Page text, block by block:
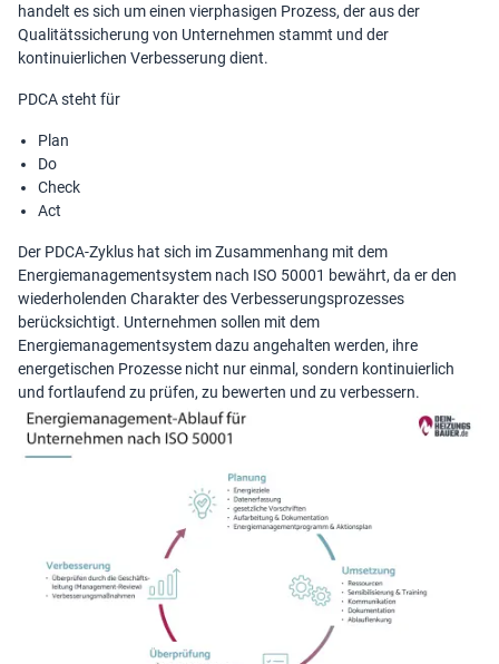
handelt es sich um einen vierphasigen Prozess, der aus der
Qualitätssicherung von Unternehmen stammt und der
kontinuierlichen Verbesserung dient.
PDCA steht für
Plan
Do
Check
Act
Der PDCA-Zyklus hat sich im Zusammenhang mit dem
Energiemanagementsystem nach ISO 50001 bewährt, da er den
wiederholenden Charakter des Verbesserungsprozesses
berücksichtigt. Unternehmen sollen mit dem
Energiemanagementsystem dazu angehalten werden, ihre
energetischen Prozesse nicht nur einmal, sondern kontinuierlich
und fortlaufend zu prüfen, zu bewerten und zu verbessern.